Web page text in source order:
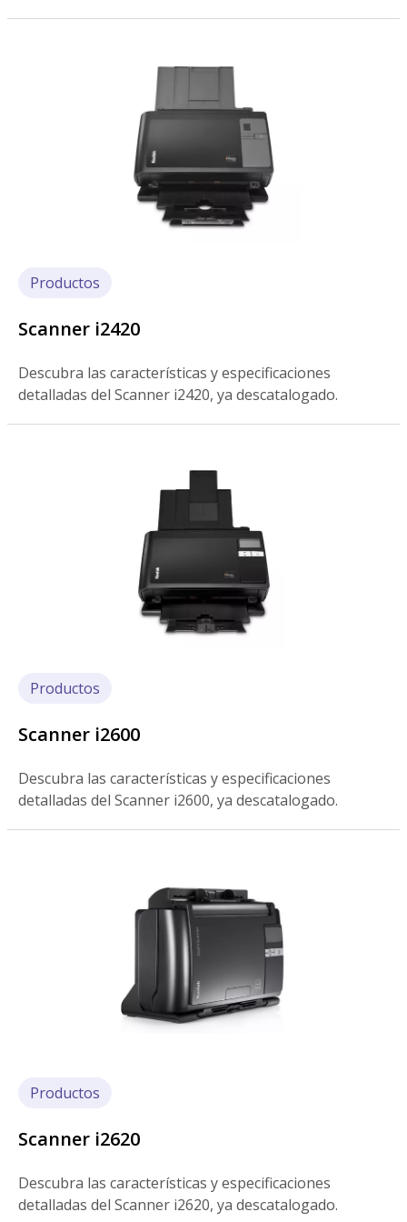
Productos
Scanner i2420
Descubra las características y especificaciones
detalladas del Scanner i2420, ya descatalogado.
Productos
Scanner i2600
Descubra las características y especificaciones
detalladas del Scanner i2600, ya descatalogado.
Productos
Scanner i2620
Descubra las características y especificaciones
detalladas del Scanner i2620, ya descatalogado.